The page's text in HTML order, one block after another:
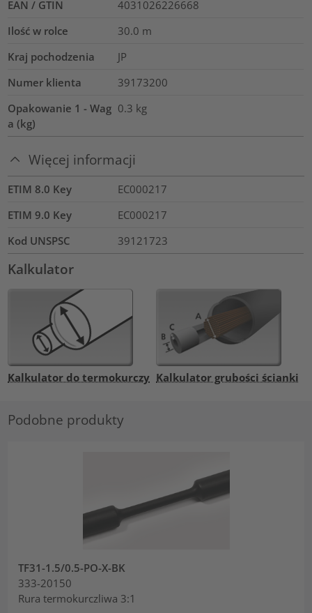
EAN / GTIN
4031026226668
Ilość w rolce
30.0 m
Kraj pochodzenia
JP
Numer klienta
39173200
Opakowanie 1 - Wag
a (kg)
0.3 kg
Więcej informacji
ETIM 8.0 Key
EC000217
ETIM 9.0 Key
EC000217
Kod UNSPSC
39121723
Kalkulator
Kalkulator do termokurczy Kalkulator grubości ścianki
Podobne produkty
TF31-1.5/0.5-PO-X-BK
333-20150
Rura termokurczliwa 3:1